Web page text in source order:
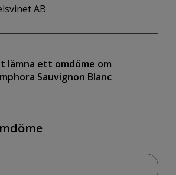
AB
lämna ett omdöme om
Sauvignon Blanc